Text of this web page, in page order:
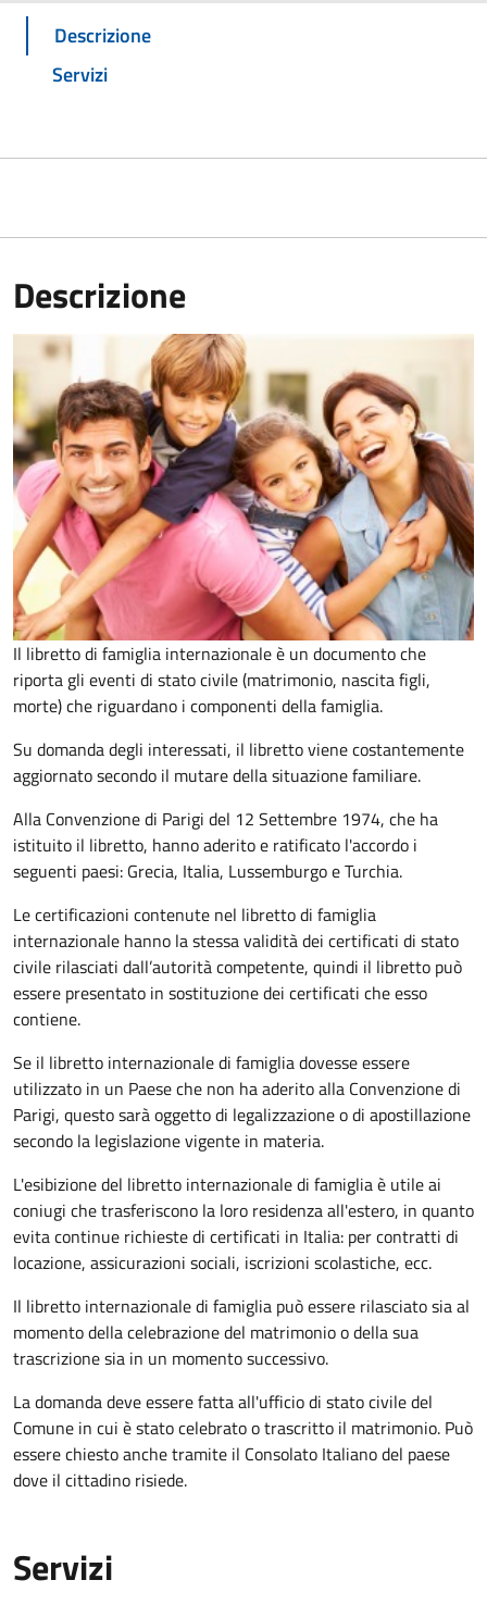
Descrizione
Servizi
Descrizione
Il libretto di famiglia internazionale è un documento che
riporta gli eventi di stato civile (matrimonio, nascita figli,
morte) che riguardano i componenti della famiglia.
Su domanda degli interessati, il libretto viene costantemente
aggiornato secondo il mutare della situazione familiare.
Alla Convenzione di Parigi del 12 Settembre 1974, che ha
istituito il libretto, hanno aderito e ratificato l'accordo i
seguenti paesi: Grecia, Italia, Lussemburgo e Turchia.
Le certificazioni contenute nel libretto di famiglia
internazionale hanno la stessa validità dei certificati di stato
civile rilasciati dall’autorità competente, quindi il libretto può
essere presentato in sostituzione dei certificati che esso
contiene.
Se il libretto internazionale di famiglia dovesse essere
utilizzato in un Paese che non ha aderito alla Convenzione di
Parigi, questo sarà oggetto di legalizzazione o di apostillazione
secondo la legislazione vigente in materia.
L'esibizione del libretto internazionale di famiglia è utile ai
coniugi che trasferiscono la loro residenza all'estero, in quanto
evita continue richieste di certificati in Italia: per contratti di
locazione, assicurazioni sociali, iscrizioni scolastiche, ecc.
Il libretto internazionale di famiglia può essere rilasciato sia al
momento della celebrazione del matrimonio o della sua
trascrizione sia in un momento successivo.
La domanda deve essere fatta all'ufficio di stato civile del
Comune in cui è stato celebrato o trascritto il matrimonio. Può
essere chiesto anche tramite il Consolato Italiano del paese
dove il cittadino risiede.
Servizi